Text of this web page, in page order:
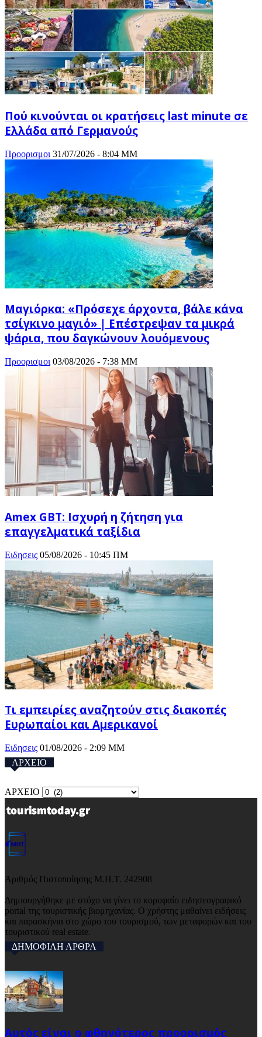
Πού κινούνται οι κρατήσεις last minute σε
Ελλάδα από Γερμανούς
Προορισμοι 31/07/2026 - 8:04 ΜΜ
Μαγιόρκα: «Πρόσεχε άρχοντα, βάλε κάνα
τσίγκινο μαγιό» | Επέστρεψαν τα μικρά
ψάρια, που δαγκώνουν λουόμενους
Προορισμοι 03/08/2026 - 7:38 ΜΜ
Amex GBT: Ισχυρή η ζήτηση για
επαγγελματικά ταξίδια
Ειδησεις 05/08/2026 - 10:45 ΠΜ
Τι εμπειρίες αναζητούν στις διακοπές
Ευρωπαίοι και Αμερικανοί
Ειδησεις 01/08/2026 - 2:09 ΜΜ
ΑΡΧΕΙΟ
ΑΡΧΕΙΟ
Αριθμός Πιστοποίησης Μ.Η.Τ. 242908
Δημιουργήθηκε με στόχο να γίνει το κορυφαίο ειδησεογραφικό
portal της τουριστικής βιομηχανίας. Ο χρήστης μαθαίνει ειδήσεις
και παρασκήνια στο χώρο του τουρισμού, των μεταφορών και του
τουριστικού real estate.
ΔΗΜΟΦΙΛΗ ΑΡΘΡΑ
Αυτός είναι ο φθηνότερος προορισμός